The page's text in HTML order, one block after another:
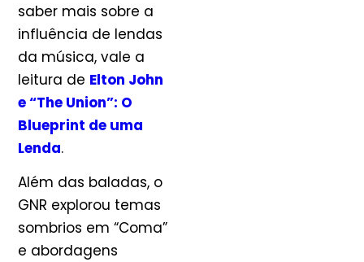
saber mais sobre a
influência de lendas
da música, vale a
leitura de Elton John
e “The Union”: O
Blueprint de uma
Lenda.
Além das baladas, o
GNR explorou temas
sombrios em “Coma”
e abordagens